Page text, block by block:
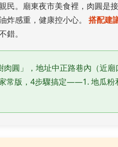
民。廟東夜市美食裡，肉圓是
炸感重，健康控小心。 搭配建
錯。
肉圓」，地址中正路巷內（近
常版，4步驟搞定——1. 地瓜粉